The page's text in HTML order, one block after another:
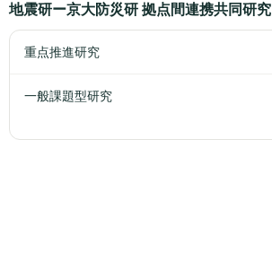
地震研ー京大防災研 拠点間連携共同研究
重点推進研究
一般課題型研究